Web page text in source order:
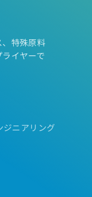
特殊原料
イヤーで
ジニアリング